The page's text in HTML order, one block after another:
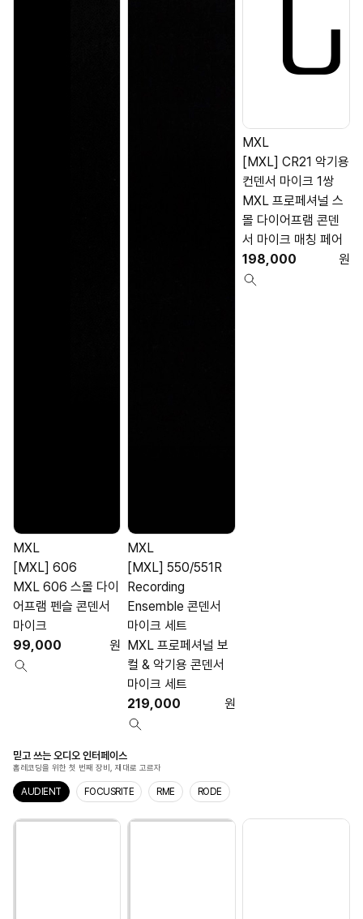
MXL
[MXL] 606
MXL 606 스몰 다이
어프램 펜슬 콘덴서
마이크
99,000
원
MXL
[MXL] 550/551R
Recording
Ensemble 콘덴서
마이크 세트
MXL 프로페셔널 보
컬 & 악기용 콘덴서
마이크 세트
219,000
원
MXL
[MXL] CR21 악기용
컨덴서 마이크 1쌍
MXL 프로페셔널 스
몰 다이어프램 콘덴
서 마이크 매칭 페어
198,000
원
믿고 쓰는 오디오 인터페이스
홈레코딩을 위한 첫 번째 장비, 재대로 고르자
AUDIENT FOCUSRITE RME RODE